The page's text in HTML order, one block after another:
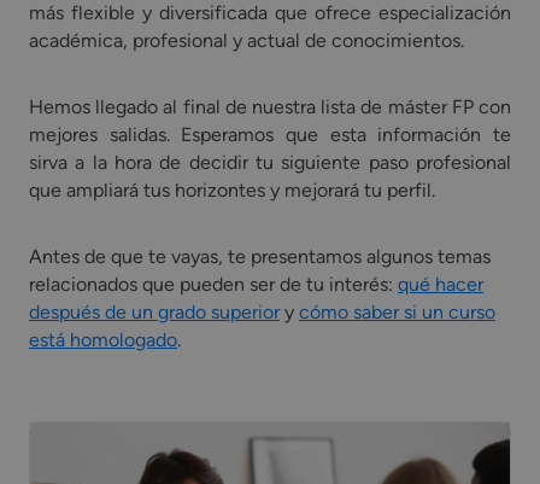
más flexible y diversificada que ofrece especialización
académica, profesional y actual de conocimientos.
Hemos llegado al final de nuestra lista de máster FP con
mejores salidas. Esperamos que esta información te
sirva a la hora de decidir tu siguiente paso profesional
que ampliará tus horizontes y mejorará tu perfil.
Antes de que te vayas, te presentamos algunos temas
relacionados que pueden ser de tu interés: qué hacer
después de un grado superiory cómo saber si un curso
está homologado.